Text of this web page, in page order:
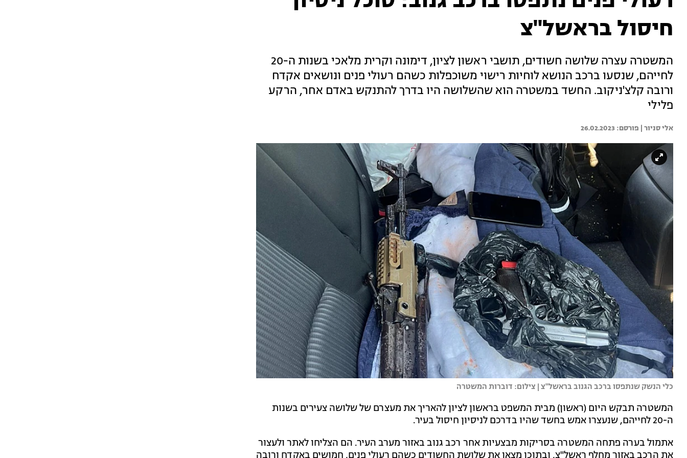
חיסול בראשל"צ
המשטרה עצרה שלושה חשודים, תושבי ראשון לציון, דימונה וקרית מלאכי בשנות ה-20
לחייהם, שנסעו ברכב הנושא לוחיות רישוי משוכפלות כשהם רעולי פנים ונושאים אקדח
ורובה קלצ'ניקוב. החשד במשטרה הוא שהשלושה היו בדרך להתנקש באדם אחר, הרקע
פלילי
אלי סניור | 26.02.2023
כלי הנשק שנתפסו ברכב הגנוב בראשל"צ | צילום: דוברות המשטרה
המשטרה תבקש היום (ראשון) מבית המשפט בראשון לציון להאריך את מעצרם של שלושה צעירים בשנות
ה-20 לחייהם, שנעצרו אמש בחשד שהיו בדרכם לניסיון חיסול בעיר.
אתמול בערה פתחה המשטרה בסריקות מבצעיות אחר רכב גנוב באזור מערב העיר. הם הצליחו לאתר ולעצור
את הרכב באזור מחלף ראשל"צ, ובתוכו מצאו את שלושת החשודים כשהם רעולי פנים, חמושים באקדח ורובה